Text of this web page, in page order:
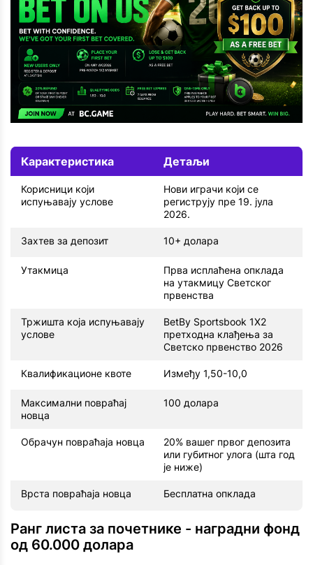
Карактеристика Детаљи
Корисници који
испуњавају услове
Нови играчи који се
региструју пре 19. јула
2026.
Захтев за депозит 10+ долара
Утакмица
Прва исплаћена опклада
на утакмицу Светског
првенства
Тржишта која испуњавају
услове
BetBy Sportsbook 1X2
претходна клађења за
Светско првенство 2026
Квалификационе квоте Између 1,50-10,0
Максимални повраћај
новца
100 долара
Обрачун повраћаја новца
20% вашег првог депозита
или губитног улога (шта год
је ниже)
Врста повраћаја новца Бесплатна опклада
Ранг листа за почетнике - наградни фонд
од 60.000 долара